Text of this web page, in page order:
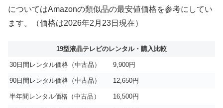
についてはAmazonの類似品の最安値価格を参考にしてい
ます。（価格は2026年2月23日現在）
19型液晶テレビのレンタル・購入比較
30日間レンタル価格（中古品） 9,900円
90日間レンタル価格（中古品） 12,650円
半年間レンタル価格（中古品） 16,500円